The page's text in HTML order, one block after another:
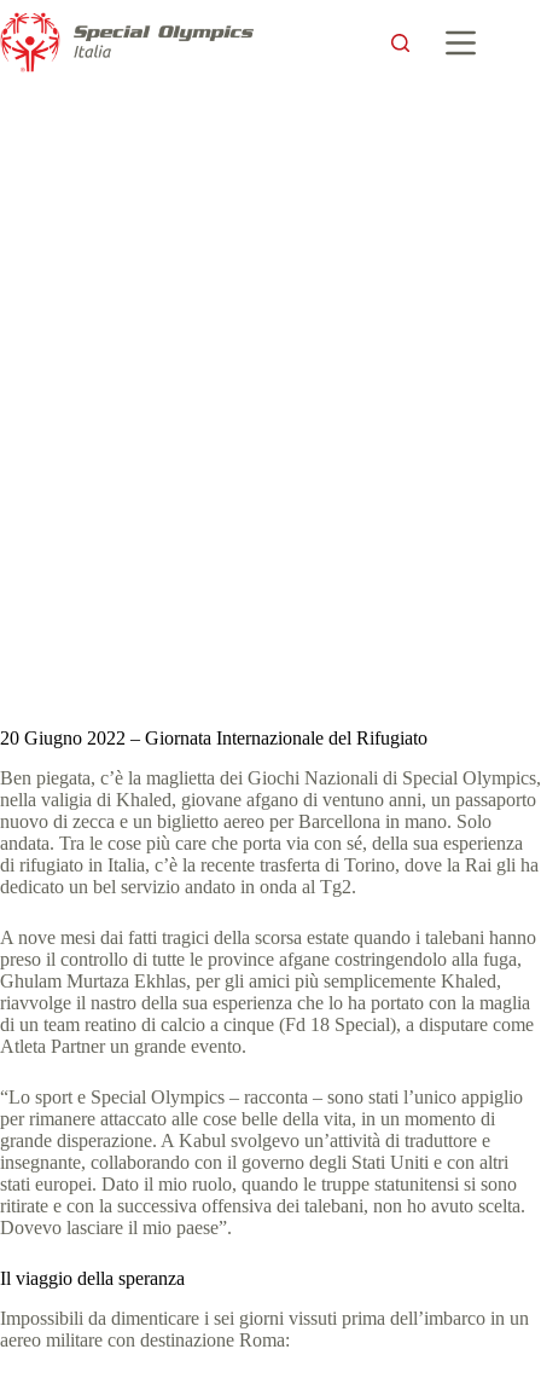
20 Giugno 2022 – Giornata Internazionale del Rifugiato
Ben piegata, c’è la maglietta dei Giochi Nazionali di Special Olympics,
nella valigia di Khaled, giovane afgano di ventuno anni, un passaporto
nuovo di zecca e un biglietto aereo per Barcellona in mano. Solo
andata. Tra le cose più care che porta via con sé, della sua esperienza
di rifugiato in Italia, c’è la recente trasferta di Torino, dove la Rai gli ha
dedicato un bel servizio andato in onda al Tg2.
A nove mesi dai fatti tragici della scorsa estate quando i talebani hanno
preso il controllo di tutte le province afgane costringendolo alla fuga,
Ghulam Murtaza Ekhlas, per gli amici più semplicemente Khaled,
riavvolge il nastro della sua esperienza che lo ha portato con la maglia
di un team reatino di calcio a cinque (Fd 18 Special), a disputare come
Atleta Partner un grande evento.
“Lo sport e Special Olympics – racconta – sono stati l’unico appiglio
per rimanere attaccato alle cose belle della vita, in un momento di
grande disperazione. A Kabul svolgevo un’attività di traduttore e
insegnante, collaborando con il governo degli Stati Uniti e con altri
stati europei. Dato il mio ruolo, quando le truppe statunitensi si sono
ritirate e con la successiva offensiva dei talebani, non ho avuto scelta.
Dovevo lasciare il mio paese”.
Il viaggio della speranza
Impossibili da dimenticare i sei giorni vissuti prima dell’imbarco in un
aereo militare con destinazione Roma: